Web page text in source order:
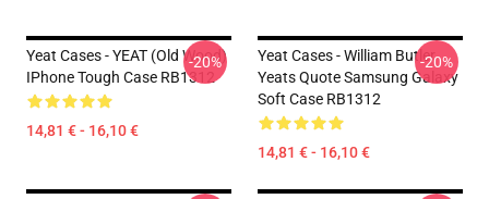
Yeat Cases - YEAT (old Wood)
IPhone Tough Case RB1312
14,81 € - 16,10 €
-20%
Yeat Cases - William Butler
Yeats Quote Samsung Galaxy
Soft Case RB1312
14,81 € - 16,10 €
-20%